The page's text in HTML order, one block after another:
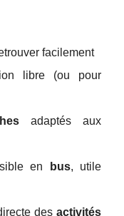
facilement
libre (ou pour
adaptés aux
en bus, utile
des activités